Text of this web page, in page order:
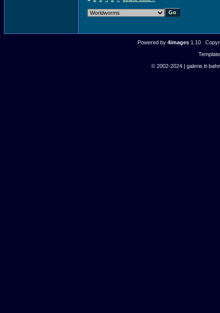
Powered by 4images1.10
© 2002-2024 | galerie.tt-